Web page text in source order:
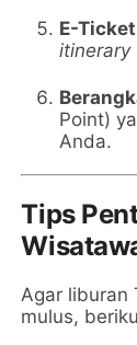
E-
itinerary
Point)
Anda.
Tips
Agar liburan
mulus,